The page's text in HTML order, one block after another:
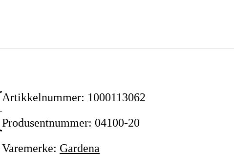
Artikkelnummer: 1000113062
Produsentnummer: 04100-20
Varemerke: Gardena